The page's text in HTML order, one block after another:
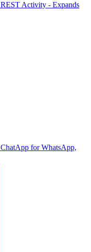
REST Activity - Expands
ChatApp for WhatsApp,